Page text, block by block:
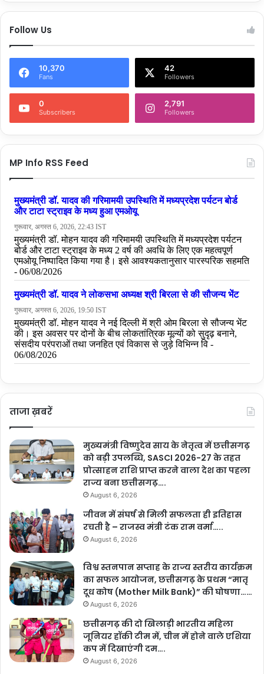
Follow Us
10,370
Fans
42
Followers
0
Subscribers
2,791
Followers
MP Info RSS Feed
ताजा ख़बरें
मुख्यमंत्री विष्णुदेव साय के नेतृत्व में छत्तीसगढ़
को बड़ी उपलब्धि, SASCI 2026-27 के तहत
प्रोत्साहन राशि प्राप्त करने वाला देश का पहला
राज्य बना छत्तीसगढ़….
August 6, 2026
जीवन में संघर्ष से मिली सफलता ही इतिहास
रचती है – राजस्व मंत्री टंक राम वर्मा…..
August 6, 2026
विश्व स्तनपान सप्ताह के राज्य स्तरीय कार्यक्रम
का सफल आयोजन, छत्तीसगढ़ के प्रथम “मातृ
दूध कोष (Mother Milk Bank)” की घोषणा……
August 6, 2026
छत्तीसगढ़ की दो खिलाड़ी भारतीय महिला
जूनियर हॉकी टीम में, चीन में होने वाले एशिया
कप में दिखाएंगी दम….
August 6, 2026